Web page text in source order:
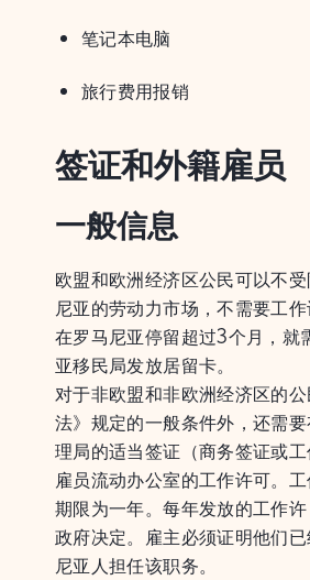
笔记本电脑
旅行费用报销
签证和外籍雇员
一般信息
欧盟和欧洲经济区公民可以不
尼亚的劳动力市场，不需要工
在罗马尼亚停留超过3个月，就
亚移民局发放居留卡。
对于非欧盟和非欧洲经济区的
法》规定的一般条件外，还需
理局的适当签证（商务签证或
雇员流动办公室的工作许可。
期限为一年。每年发放的工作
政府决定。雇主必须证明他们
尼亚人担任该职务。